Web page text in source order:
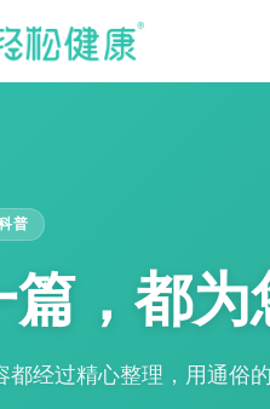
普
篇，都
都经过精心整理，用通俗